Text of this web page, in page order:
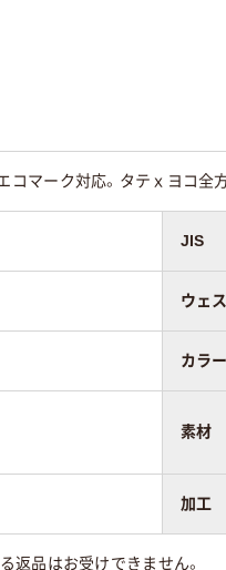
マーク対応。タテｘヨコ全
JIS
ウェ
カラー
素材
加工
返品はお受けできません。